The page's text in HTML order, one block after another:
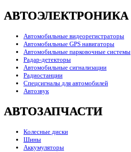
АВТОЭЛЕКТРОНИКА
Автомобильные видеорегистраторы
Автомобильные GPS навигаторы
Автомобильные парковочные системы
Радар-детекторы
Автомобильные сигнализации
Радиостанции
Спецсигналы для автомобилей
Автозвук
АВТОЗАПЧАСТИ
Колесные диски
Шины
Аккумуляторы